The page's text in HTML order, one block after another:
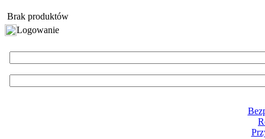
Brak produktów
Logowanie